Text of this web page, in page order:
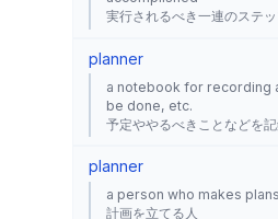
実行されるべき一連のステ
planner
a notebook for recording
be done, etc.
予定ややるべきことなどを
planner
a person who makes plans
計画を立てる人